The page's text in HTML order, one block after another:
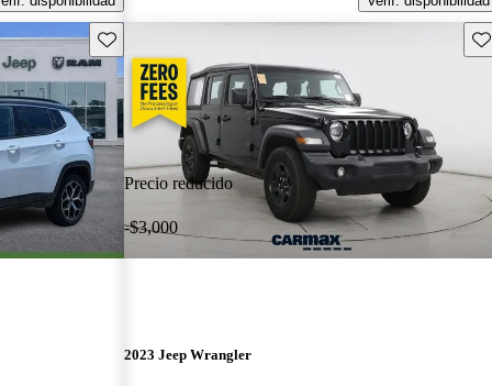
Guarda este Aviso
Precio reducido
-$3,000
2023 Jeep Wrangler